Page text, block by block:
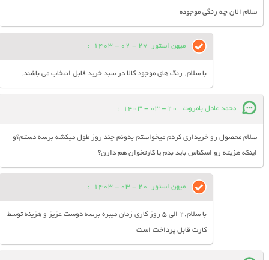
سلام الان چه رنگی موجوده
میهن استور 27 - 02 - 1403
:
با سلام. رنگ های موجود کالا در سبد خرید قابل انتخاب می باشند.
محمد عادل بامروت 20 - 03 - 1403
:
سلام محصول رو خریداری کردم میخواستم بدونم چند روز طول میکشه برسه دستم؟و
اینکه هزیته رو اسکناس باید بدم یا کارتخوان هم دارن؟
میهن استور 20 - 03 - 1403
:
با سلام.2 الی 5 روز کاری زمان میبره برسه دوست عزیز و هزینه توسط
کارت قابل پرداخت است